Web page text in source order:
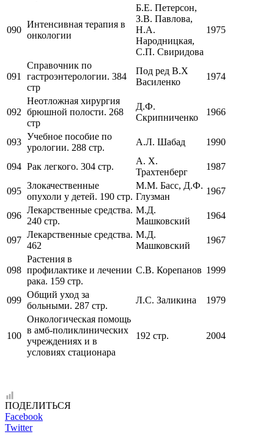
090
Интенсивная терапия в
онкологии
Б.Е. Петерсон,
З.В. Павлова,
Н.А.
Народницкая,
С.П. Свиридова
1975
091
Справочник по
гастроэнтерологии. 384
стр
Под ред В.Х
Василенко
1974
092
Неотложная хирургия
брюшной полости. 268
стр
Д.Ф.
Скрипниченко
1966
093
Учебное пособие по
урологии. 288 стр.
А.Л. Шабад 1990
094 Рак легкого. 304 стр.
А. Х.
Трахтенберг
1987
095
Злокачественные
опухоли у детей. 190 стр.
М.М. Басс, Д.Ф.
Глузман
1967
096
Лекарственные средства.
240 стр.
М.Д.
Машковский
1964
097
Лекарственные средства.
462
М.Д.
Машковский
1967
098
Растения в
профилактике и лечении
рака. 159 стр.
С.В. Корепанов 1999
099
Общий уход за
больными. 287 стр.
Л.С. Заликина 1979
100
Онкологическая помощь
в амб-поликлинических
учреждениях и в
условиях стационара
192 стр. 2004
ПОДЕЛИТЬСЯ
Facebook
Twitter